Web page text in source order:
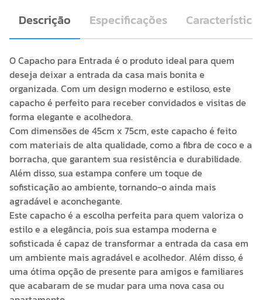
Descrição Especificações
O Capacho para Entrada é o produto ideal para quem
deseja deixar a entrada da casa mais bonita e
organizada. Com um design moderno e estiloso, este
capacho é perfeito para receber convidados e visitas de
forma elegante e acolhedora.
Com dimensões de 45cm x 75cm, este capacho é feito
com materiais de alta qualidade, como a fibra de coco e a
borracha, que garantem sua resistência e durabilidade.
Além disso, sua estampa confere um toque de
sofisticação ao ambiente, tornando-o ainda mais
agradável e aconchegante.
Este capacho é a escolha perfeita para quem valoriza o
estilo e a elegância, pois sua estampa moderna e
sofisticada é capaz de transformar a entrada da casa em
um ambiente mais agradável e acolhedor. Além disso, é
uma ótima opção de presente para amigos e familiares
que acabaram de se mudar para uma nova casa ou